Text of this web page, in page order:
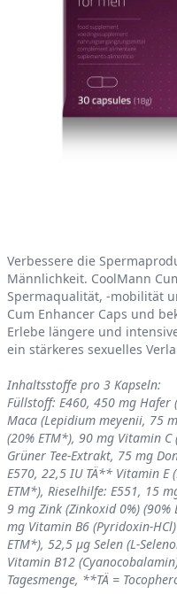
Product information
Verbessere die
Männlichkeit. CoolMann
Spermaqualität, -mobilität
Cum Enhancer Caps und
Erlebe längere und
ein stärkeres sexuelles
Inhaltsstoffe pro 3 Kapseln:
Füllstoff: E460, 450 mg Hafer
Maca (Lepidium meyenii, 75
(20% ETM*), 90 mg Vitamin
Grüner Tee-Extrakt, 75 mg
E570, 22,5 IU TÄ** Vitamin E
ETM*), Rieselhilfe: E551, 15
9 mg Zink (Zinkoxid 0%) (90%
mg Vitamin B6 (Pyridoxin-
ETM*), 52,5 μg Selen (L-
Vitamin B12
Tagesmenge, **TÄ =